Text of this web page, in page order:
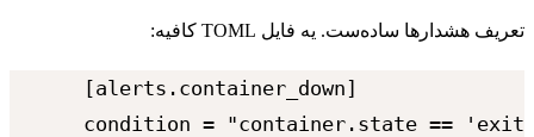
تعریف هشدارها ساده‌ست. یه فایل TOML کافیه:
[alerts.container_down]
condition = "container.state ==